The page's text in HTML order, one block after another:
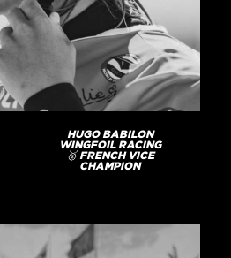
HUGO BABILON
WINGFOIL RACING
🥈 FRENCH VICE
CHAMPION